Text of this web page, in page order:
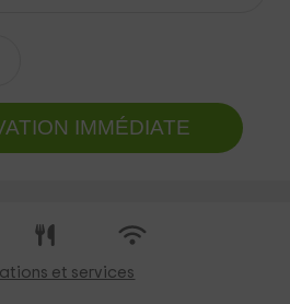
IMMÉDIATE
et services